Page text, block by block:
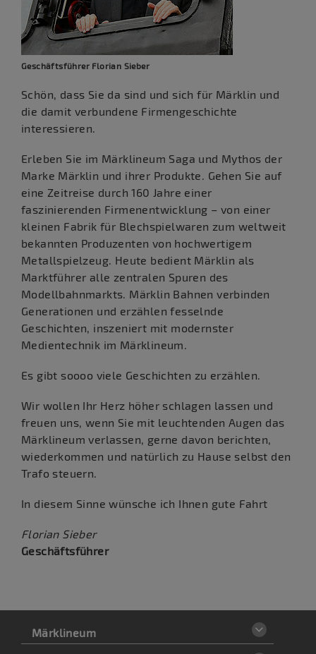
Geschäftsführer Florian Sieber
Schön, dass Sie da sind und sich für Märklin und
die damit verbundene Firmengeschichte
interessieren.
Erleben Sie im Märklineum Saga und Mythos der
Marke Märklin und ihrer Produkte. Gehen Sie auf
eine Zeitreise durch 160 Jahre einer
faszinierenden Firmenentwicklung – von einer
kleinen Fabrik für Blechspielwaren zum weltweit
bekannten Produzenten von hochwertigem
Metallspielzeug. Heute bedient Märklin als
Marktführer alle zentralen Spuren des
Modellbahnmarkts. Märklin Bahnen verbinden
Generationen und erzählen fesselnde
Geschichten, inszeniert mit modernster
Medientechnik im Märklineum.
Es gibt soooo viele Geschichten zu erzählen.
Wir wollen Ihr Herz höher schlagen lassen und
freuen uns, wenn Sie mit leuchtenden Augen das
Märklineum verlassen, gerne davon berichten,
wiederkommen und natürlich zu Hause selbst den
Trafo steuern.
In diesem Sinne wünsche ich Ihnen gute Fahrt
Florian Sieber
Geschäftsführer
Märklineum